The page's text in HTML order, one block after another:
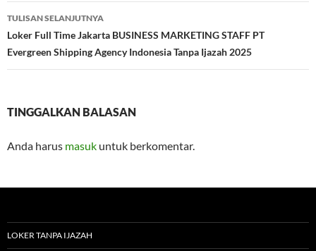
TULISAN SELANJUTNYA
Loker Full Time Jakarta BUSINESS MARKETING STAFF PT
Evergreen Shipping Agency Indonesia Tanpa Ijazah 2025
TINGGALKAN BALASAN
Anda harus masuk untuk berkomentar.
LOKER TANPA IJAZAH